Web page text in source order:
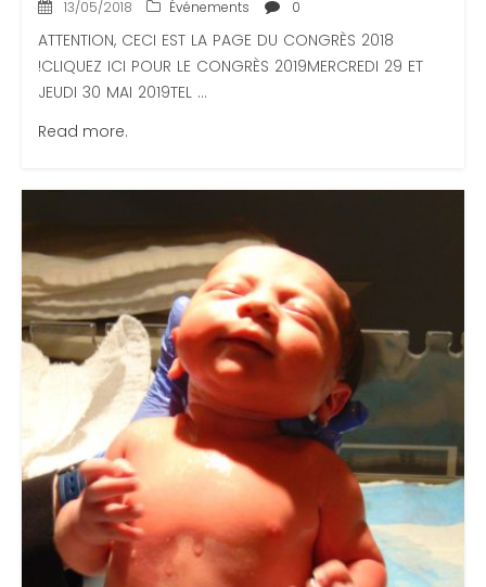
13/05/2018 Événements 0
ATTENTION, CECI EST LA PAGE DU CONGRÈS 2018
!CLIQUEZ ICI POUR LE CONGRÈS 2019MERCREDI 29 ET
JEUDI 30 MAI 2019TEL ...
Read more.